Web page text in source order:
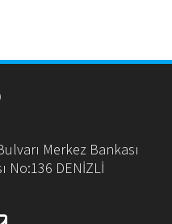
Merkez Bankası
No:136 DENİZLİ